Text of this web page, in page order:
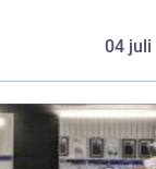
04 juli